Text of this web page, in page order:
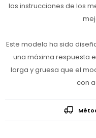
las instrucciones de los
Este modelo ha sido
una máxima respuesta
larga y gruesa que el
con